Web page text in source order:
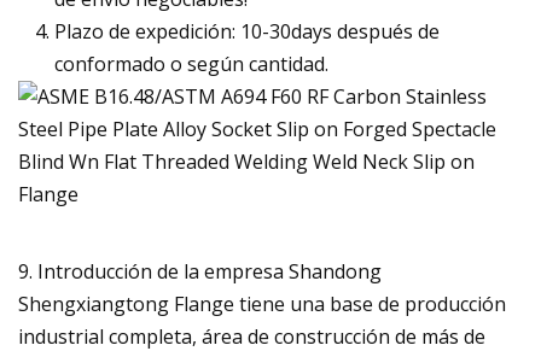
Plazo de expedición: 10-30days después de
conformado o según cantidad.
9. Introducción de la empresa Shandong
Shengxiangtong Flange tiene una base de producción
industrial completa, área de construcción de más de